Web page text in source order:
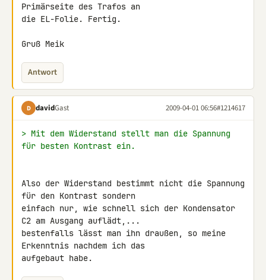
Primärseite des Trafos an
die EL-Folie. Fertig.
Gruß Meik
Antwort
D davidGast 2009-04-01 06:56#1214617
> Mit dem Widerstand stellt man die Spannung
für besten Kontrast ein.
Also der Widerstand bestimmt nicht die Spannung
für den Kontrast sondern
einfach nur, wie schnell sich der Kondensator
C2 am Ausgang auflädt,...
bestenfalls lässt man ihn draußen, so meine
Erkenntnis nachdem ich das
aufgebaut habe.